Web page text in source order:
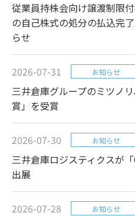
従業員持株会向け譲渡制限
の自己株式の処分の払込完
らせ
2026-07-31 お知らせ
三井倉庫グループのミツノ
賞」を受賞
2026-07-30 お知らせ
三井倉庫ロジスティクスが
出展
2026-07-28 お知らせ